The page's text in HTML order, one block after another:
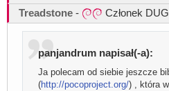
Treadstone - Członek DUG
panjandrum napisał(-a):
Ja polecam od siebie jeszcze
(http://pocoproject.org/) , która